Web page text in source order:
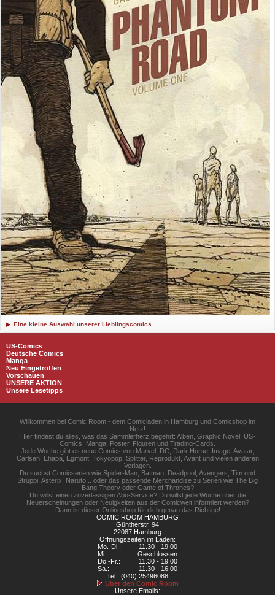
Eine kleine Auswahl unserer Lieblingscomics
US-Comics
Deutsche Comics
Manga
Neu Eingetroffen
Vorschauen
UNSERE AKTION
Unsere Lesetipps
Willkommen bei Comic Room - dem Comicladen in Hamburg und Comicshop im
Netz!
Hier findest du alles, was das Sammlerherz begehrt: Alben, Graphic Novel, US-
Comics, Manga, Poster, Figuren und Trading-Cards.
Jede Woche gibt es neue Comics von Marvel, DC, Dark Horse, Image, Avatar,
Carlsen, Ehapa, Egmont, Tokyopop, Splitter, Reprodukt, Avant und vielen anderen
Verlagen.
Du suchst Comicserien wie Spider-Man, Batman, Deadpool, Avengers, Tim und
Struppi, Asterix, Naruto... oder das passende Merchandise zu Serien wie The Big
Bang Theory oder Game of Thrones?
Du willst einen zuverlässigen Abo-Service? Du willst jede Woche über die
Neuerscheinungen oder Neuigkeiten aus der Comicwelt informiert werden?
Dann ist dieser Onlineshop für dich genau das Richtige!
COMIC ROOM HAMBURG
Güntherstr. 94
22087 Hamburg
Öffnungszeiten im Laden:
Mo.-Di.:
11.30 - 19.00
Mi.:
Geschlossen
Do.-Fr.:
11.30 - 19.00
Sa.:
11.30 - 16.00
Tel.: (040) 25496088
Über den Comic Room
Unsere Emails: